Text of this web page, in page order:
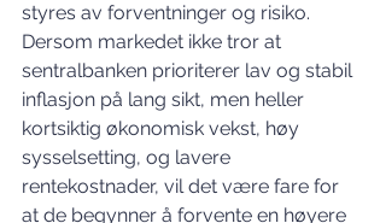
styres av forventninger og risiko.
Dersom markedet ikke tror at
sentralbanken prioriterer lav og stabil
inflasjon på lang sikt, men heller
kortsiktig økonomisk vekst, høy
sysselsetting, og lavere
rentekostnader, vil det være fare for
at de begynner å forvente en høyere